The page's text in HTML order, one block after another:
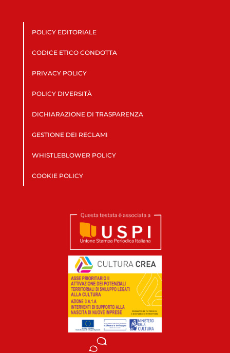
POLICY EDITORIALE
CODICE ETICO CONDOTTA
PRIVACY POLICY
POLICY DIVERSITÀ
DICHIARAZIONE DI TRASPARENZA
GESTIONE DEI RECLAMI
WHISTLEBLOWER POLICY
COOKIE POLICY